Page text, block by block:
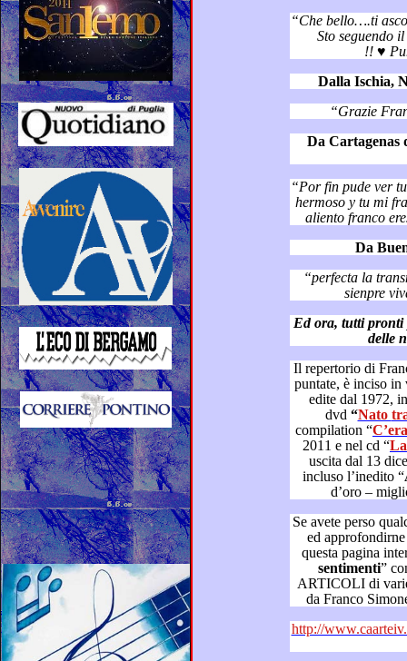
“Che bello….ti ascolto al
Sto seguendo il “Dizionario” su Telerama 1
!! ♥
Da Cartagenas de
“Por fin pude ver tu hermoso
hermoso y tu mi franco te ves espectacular estoy sin
Da
“perfecta la
Ed ora, tutti pronti per un
Il repertorio di Franco Simone,
puntate, è inciso in varie pubblicazioni discografiche
edite dal 1972, in ultimo, nel suo cofanetto
dvd “
compilation “
2011 e nel cd “
uscita dal 13 dicembre distribuito
incluso l’inedito “
Se avete perso qualche
ed approfondirne la visione, tornate a consultare
sentimenti” con
ARTICOLI di varie testate giornalistiche scritti
http://www.caarteiv.it/dizionario